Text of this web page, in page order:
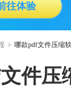
往体验
> 哪款pdf文件压缩
件压